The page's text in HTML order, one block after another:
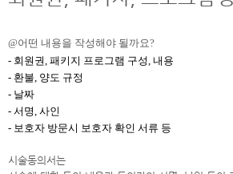
@어떤 내용을 작성해야 될까요?
- 회원권, 패키지 프로그램 구성, 내용
- 환불, 양도 규정
- 날짜
- 서명, 사인
- 보호자 방문시 보호자 확인 서류 등
시술동의서는